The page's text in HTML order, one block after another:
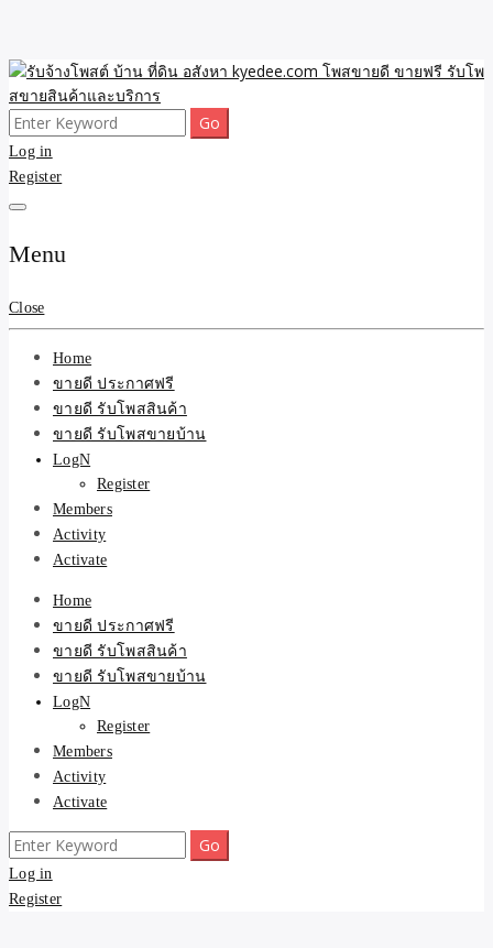
Skip
to
content
รับจ้างโพสต์ บ้าน ที่ดิน
อสังหา kyedee.com โพส
ขายดี ขายฟรี รับโพสขาย
สินค้าและบริการ
ขายดี โพสประกาศขายสินค้าฟรี บ้าน ที่ดิน อสังหา รับโพสต์ประกาศขาย
ของ รับรองผล ดีที่สุดถูกที่สุด ติดหน้าแรกกูเกืล
Search
for:
Log in
Register
Menu
Close
Home
ขายดี ประกาศฟรี
ขายดี รับโพสสินค้า
ขายดี รับโพสขายบ้าน
LogN
Register
Members
Activity
Activate
Home
ขายดี ประกาศฟรี
ขายดี รับโพสสินค้า
ขายดี รับโพสขายบ้าน
LogN
Register
Members
Activity
Activate
Search
for:
Log in
Register